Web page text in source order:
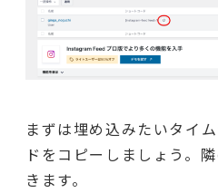
まずは埋め込みたいタイ
ドをコピーしましょう。
きます。